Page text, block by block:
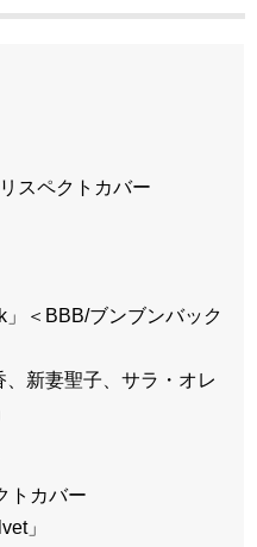
スペクトカバー
＜BBB/ブンブンバック
新妻聖子、サラ・オレ
トカバー
」